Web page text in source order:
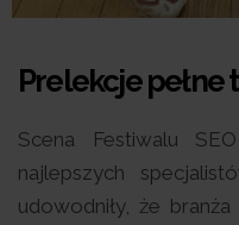
Prelekcje
Scena Festiwalu
najlepszych
udowodniły, że